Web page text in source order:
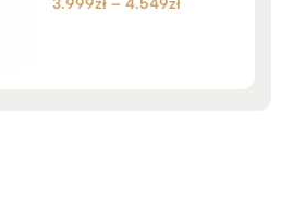
Oceniono
3.999zł – 4.549zł